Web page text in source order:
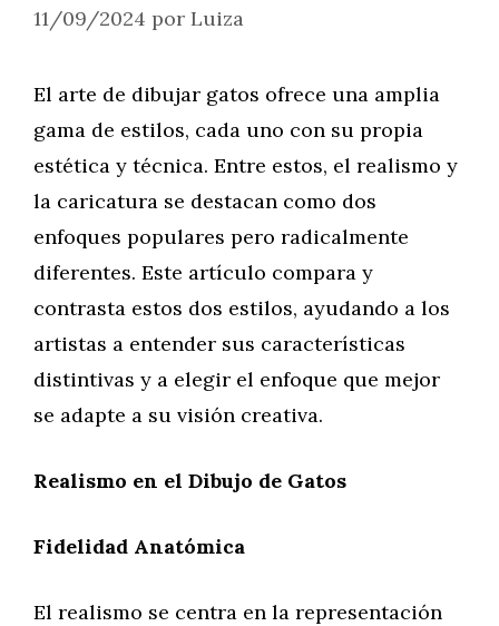
11/09/2024 por Luiza
El arte de dibujar gatos ofrece una amplia
gama de estilos, cada uno con su propia
estética y técnica. Entre estos, el realismo y
la caricatura se destacan como dos
enfoques populares pero radicalmente
diferentes. Este artículo compara y
contrasta estos dos estilos, ayudando a los
artistas a entender sus características
distintivas y a elegir el enfoque que mejor
se adapte a su visión creativa.
Realismo en el Dibujo de Gatos
Fidelidad Anatómica
El realismo se centra en la representación